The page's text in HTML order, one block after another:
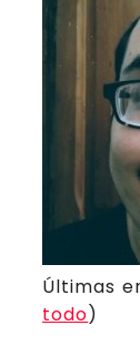
Últimas
todo)